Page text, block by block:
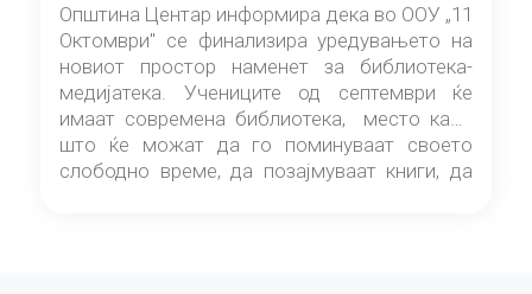
Општина Центар информира дека во ООУ „11
Октомври" се финализира уредувањето на
новиот простор наменет за библиотека-
медијатека. Учениците од септември ќе
имаат современа библиотека, место каде
што ќе можат да го поминуваат своето
слободно време, да позајмуваат книги, да